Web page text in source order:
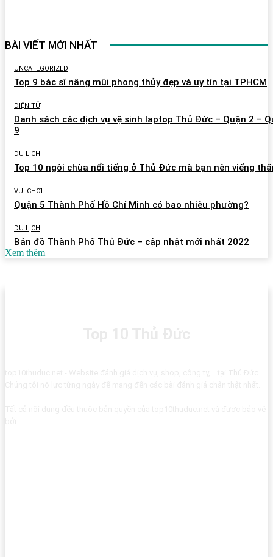
BÀI VIẾT MỚI NHẤT
UNCATEGORIZED
Top 9 bác sĩ nâng mũi phong thủy đẹp và uy tín tại TPHCM
ĐIỆN TỬ
Danh sách các dịch vụ vệ sinh laptop Thủ Đức – Quận 2 –
9
DU LỊCH
Top 10 ngôi chùa nổi tiếng ở Thủ Đức mà bạn nên viếng
VUI CHƠI
Quận 5 Thành Phố Hồ Chí Minh có bao nhiêu phường?
DU LỊCH
Bản đồ Thành Phố Thủ Đức – cập nhật mới nhất 2022
Xem thêm